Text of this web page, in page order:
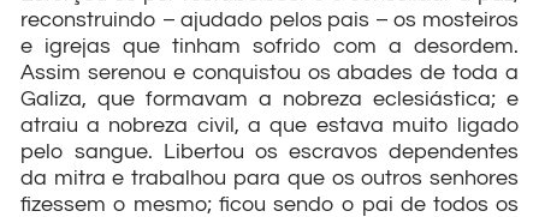
reconstruindo – ajudado pelos pais – os mosteiros
e igrejas que tinham sofrido com a desordem.
Assim serenou e conquistou os abades de toda a
Galiza, que formavam a nobreza eclesiástica; e
atraiu a nobreza civil, a que estava muito ligado
pelo sangue. Libertou os escravos dependentes
da mitra e trabalhou para que os outros senhores
fizessem o mesmo; ficou sendo o pai de todos os